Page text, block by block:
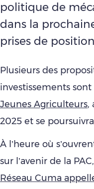
politique de
dans la
prises de
Plusieurs des
investissements
Jeunes Agriculteurs,
2025 et se
À l’heure où
sur l’avenir de la
Réseau Cuma